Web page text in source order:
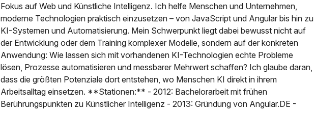
Fokus auf Web und Künstliche Intelligenz. Ich helfe Menschen und Unternehmen,
moderne Technologien praktisch einzusetzen – von JavaScript und Angular bis hin zu
KI-Systemen und Automatisierung. Mein Schwerpunkt liegt dabei bewusst nicht auf
der Entwicklung oder dem Training komplexer Modelle, sondern auf der konkreten
Anwendung: Wie lassen sich mit vorhandenen KI-Technologien echte Probleme
lösen, Prozesse automatisieren und messbarer Mehrwert schaffen? Ich glaube daran,
dass die größten Potenziale dort entstehen, wo Menschen KI direkt in ihrem
Arbeitsalltag einsetzen. **Stationen:** - 2012: Bachelorarbeit mit frühen
Berührungspunkten zu Künstlicher Intelligenz - 2013: Gründung von Angular.DE -